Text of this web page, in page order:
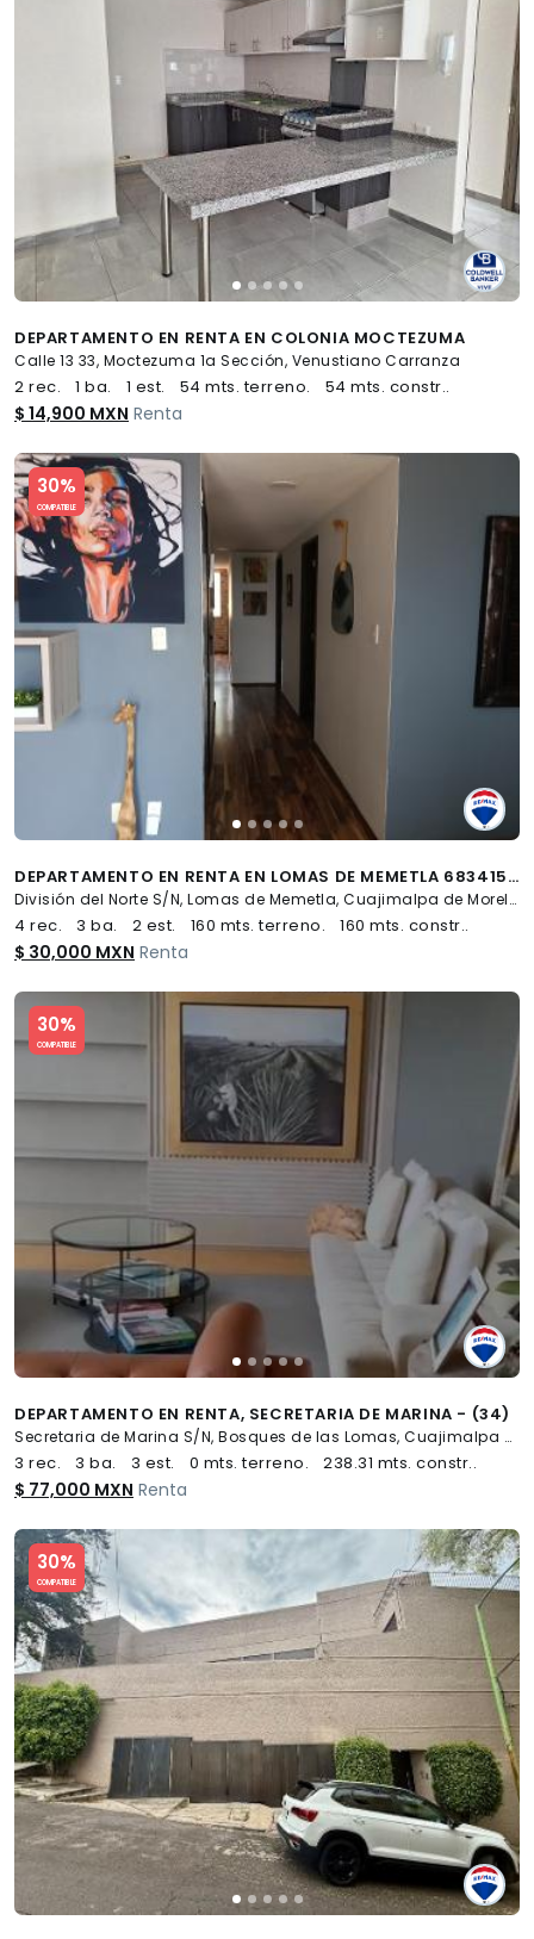
DEPARTAMENTO EN RENTA EN COLONIA MOCTEZUMA
Calle 13 33, Moctezuma 1a Sección, Venustiano Carranza
2 rec. 1 ba. 1 est. 54 mts. terreno. 54 mts. constr..
$ 14,900 MXN Renta
30%
COMPATIBLE
Slide 1 of 5
DEPARTAMENTO EN RENTA EN LOMAS DE MEMETLA 683415 - (34)
División del Norte S/N, Lomas de Memetla, Cuajimalpa de Morelos
4 rec. 3 ba. 2 est. 160 mts. terreno. 160 mts. constr..
$ 30,000 MXN Renta
30%
COMPATIBLE
Slide 1 of 5
DEPARTAMENTO EN RENTA, SECRETARIA DE MARINA - (34)
Secretaria de Marina S/N, Bosques de las Lomas, Cuajimalpa de Morelos
3 rec. 3 ba. 3 est. 0 mts. terreno. 238.31 mts. constr..
$ 77,000 MXN Renta
30%
COMPATIBLE
Slide 1 of 5